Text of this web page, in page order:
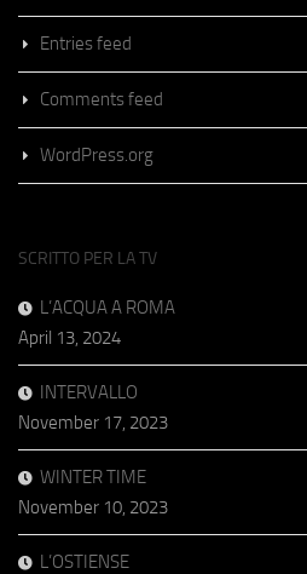
Entries feed
Comments feed
WordPress.org
SCRITTO PER LA TV
L’ACQUA A ROMA
April 13, 2024
INTERVALLO
November 17, 2023
WINTER TIME
November 10, 2023
L’OSTIENSE